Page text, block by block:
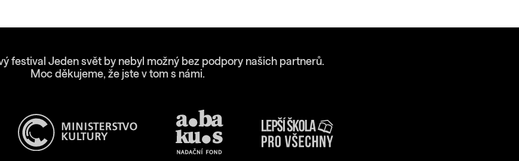
festival Jeden svět by nebyl možný bez podpory našich partnerů.
Moc děkujeme, že jste v tom s námi.